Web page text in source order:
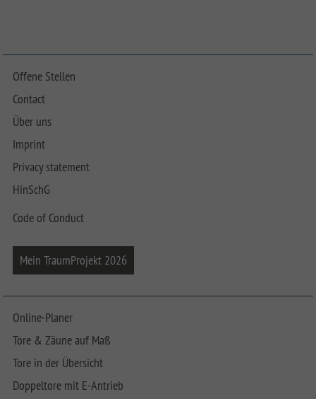
Offene Stellen
Contact
Über uns
Imprint
Privacy statement
HinSchG
Code of Conduct
Mein TraumProjekt 2026
Online-Planer
Tore & Zäune auf Maß
Tore in der Übersicht
Doppeltore mit E-Antrieb